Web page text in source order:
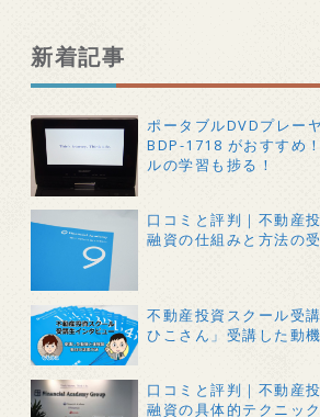
新着記事
ポータブルDVDプレー
BDP-1718 がおすすめ
ルの学習も捗る！
口コミと評判｜不動産
融資の仕組みと方法の
不動産投資スクール受
ひこさん」受講した動
口コミと評判｜不動産
融資の具体的テクニッ